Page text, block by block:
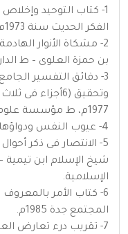
1- كتاب التوحيد وإخلاص
الفكر الحديث سنة 1973م.
2- مشكاة الأنوار
بن حمزة العلوى – ط الدار
3- دقائق التفسير
وتحقيق (6أجزاء
1977م، ط مؤسسة علوم القرآن ببيروت 1986م.
4- عيوب النفس ودواؤها للسلمى.
5- الانتصار فى ذكر
شيخ الإسلام ابن
الإسلامية.
6- كتاب الأمر
المجتمع جدة 1985م.
7- تقريب درء تعارض